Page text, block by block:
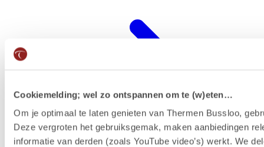
Cookiemelding; wel zo ontspannen om te (w)eten…
Om je optimaal te laten genieten van Thermen Bussloo,
Deze vergroten het gebruiksgemak, maken aanbiedingen
informatie van derden (zoals YouTube video’s) werkt. We